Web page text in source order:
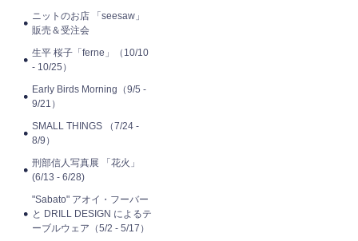
ニットのお店 「seesaw」
販売＆受注会
生平 桜子「ferne」（10/10
- 10/25）
Early Birds Morning（9/5 -
9/21）
SMALL THINGS （7/24 -
8/9）
刑部信人写真展 「花火」
(6/13 - 6/28)
"Sabato" アオイ・フーバー
と DRILL DESIGN によるテ
ーブルウェア（5/2 - 5/17）